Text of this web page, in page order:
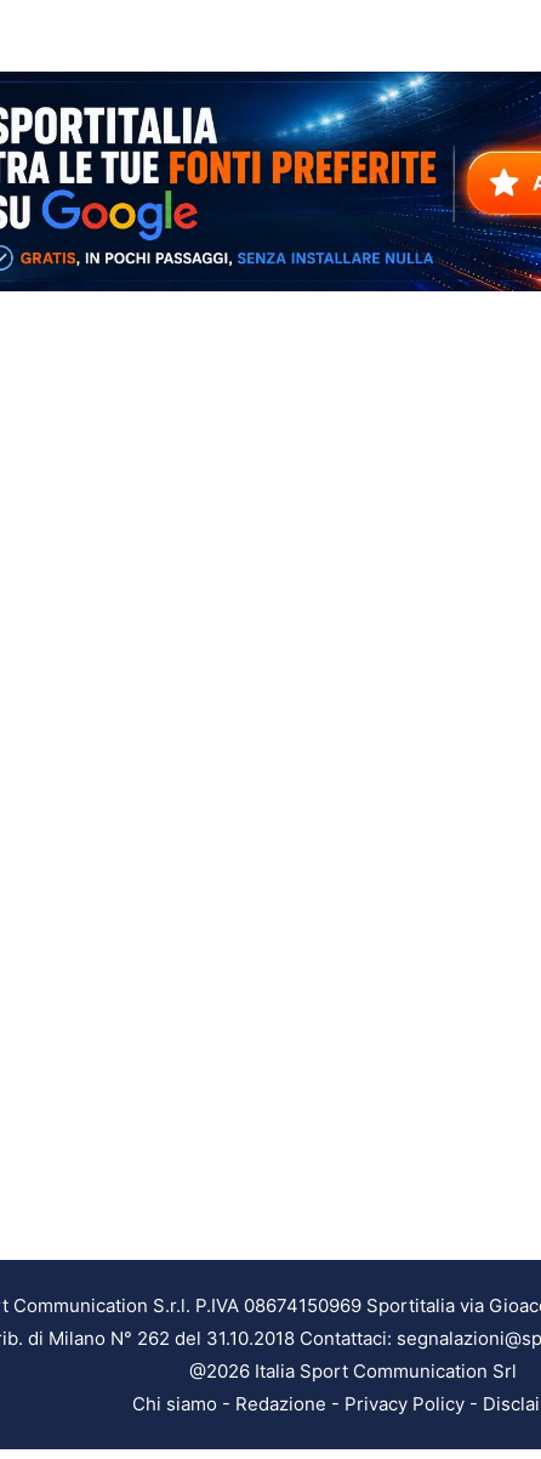
Communication S.r.l. P.IVA 08674150969 Sportitalia via
di Milano N° 262 del 31.10.2018 Contattaci:
@2026 Italia Sport Communication Srl
Chi siamo - Redazione - Privacy Policy -